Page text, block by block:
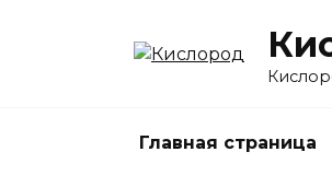
Главная страница